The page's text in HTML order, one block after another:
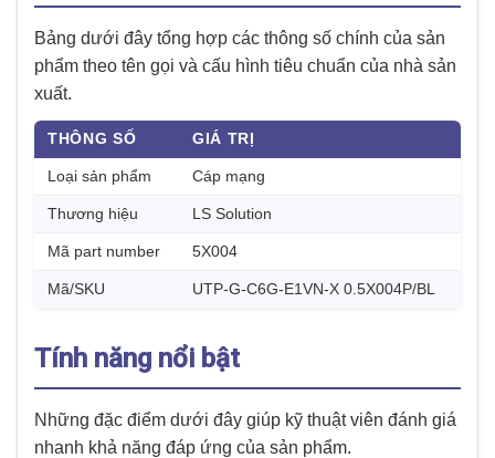
Bảng dưới đây tổng hợp các thông số chính của sản
phẩm theo tên gọi và cấu hình tiêu chuẩn của nhà sản
xuất.
THÔNG SỐ GIÁ TRỊ
Loại sản phẩm Cáp mạng
Thương hiệu LS Solution
Mã part number 5X004
Mã/SKU UTP-G-C6G-E1VN-X 0.5X004P/BL
Tính năng nổi bật
Những đặc điểm dưới đây giúp kỹ thuật viên đánh giá
nhanh khả năng đáp ứng của sản phẩm.